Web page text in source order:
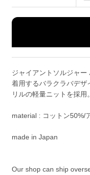
ジャイアントソルジャー
着用するバラクラバデザ
リルの軽量ニットを採用。
material : コットン50%/
made in Japan
Our shop can ship